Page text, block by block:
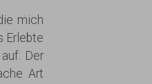
mich
Erlebte
Der
Art